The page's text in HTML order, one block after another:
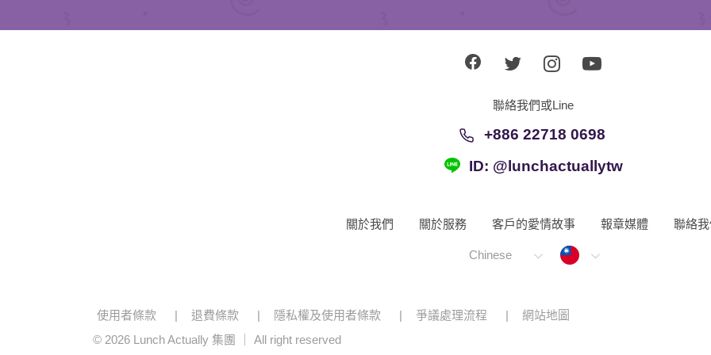
聯絡我們或Line
+886 22718 0698
ID: @lunchactuallytw
關於我們 關於服務 客戶的愛情故事 報章媒體 聯絡
Chinese Taiwan
使用者條款 退費條款 隱私權及使用者條款 爭議處理流程
網站地圖
© 2026 Lunch Actually 集團 ｜ All right reserved